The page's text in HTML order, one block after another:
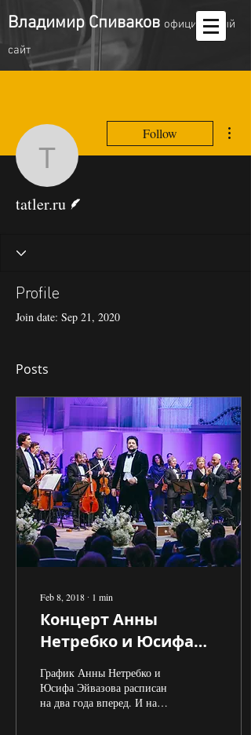
Владимир Спиваков oфициальный
сайт
tatler.ru
Follow
tatler.ru
Profile
Join date: Sep 21, 2020
Posts
Feb 8, 2018 ∙ 1 min
Концерт Анны
Нетребко и Юсифа
График Анны Нетребко и
Юсифа Эйвазова расписан
на два года вперед. И на